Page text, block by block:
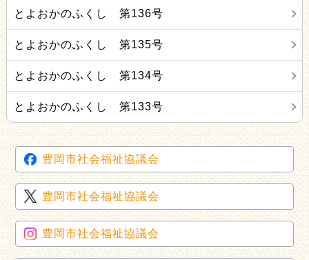
とよおかのふくし 第136号
とよおかのふくし 第135号
とよおかのふくし 第134号
とよおかのふくし 第133号
豊岡市社会福祉協議会
豊岡市社会福祉協議会
豊岡市社会福祉協議会